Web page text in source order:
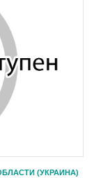
(УКРАИНА)